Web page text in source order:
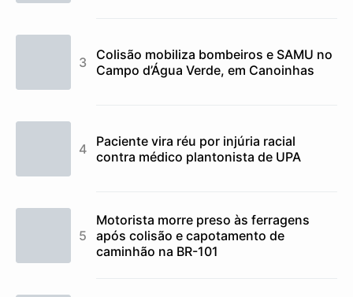
Colisão mobiliza bombeiros e SAMU no
Campo d’Água Verde, em Canoinhas
Paciente vira réu por injúria racial
contra médico plantonista de UPA
Motorista morre preso às ferragens
após colisão e capotamento de
caminhão na BR-101